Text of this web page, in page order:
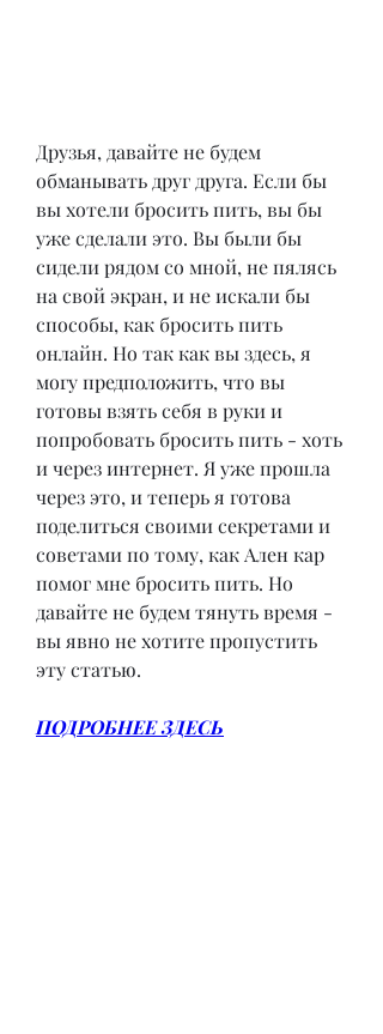
Друзья, давайте не будем
обманывать друг друга. Если бы
вы хотели бросить пить, вы бы
уже сделали это. Вы были бы
сидели рядом со мной, не пялясь
на свой экран, и не искали бы
способы, как бросить пить
онлайн. Но так как вы здесь, я
могу предположить, что вы
готовы взять себя в руки и
попробовать бросить пить - хоть
и через интернет. Я уже прошла
через это, и теперь я готова
поделиться своими секретами и
советами по тому, как Ален кар
помог мне бросить пить. Но
давайте не будем тянуть время -
вы явно не хотите пропустить
эту статью.
ПОДРОБНЕЕ ЗДЕСЬ